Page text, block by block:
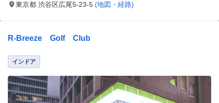
東京都 渋谷区広尾5-23-5 (地図・経路)
R-Breeze Golf Club
インドア